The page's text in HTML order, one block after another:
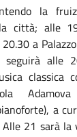
la
città; alle
a
alle
classica
a
Alle 21 sarà